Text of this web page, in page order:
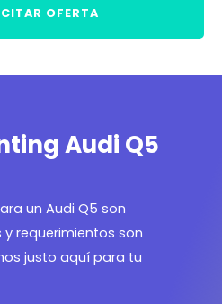
OFERTA
Audi Q5
un Audi Q5 son
requerimientos son
justo aquí para tu